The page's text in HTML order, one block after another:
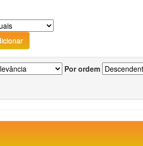
Por ordem